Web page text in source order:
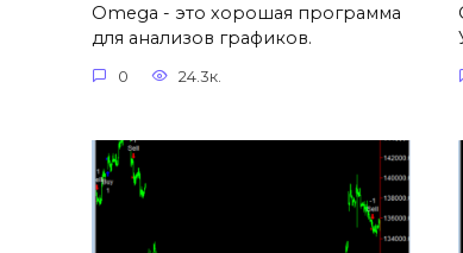
Omega - это хорошая программа
для анализов графиков.
0 24.3к.